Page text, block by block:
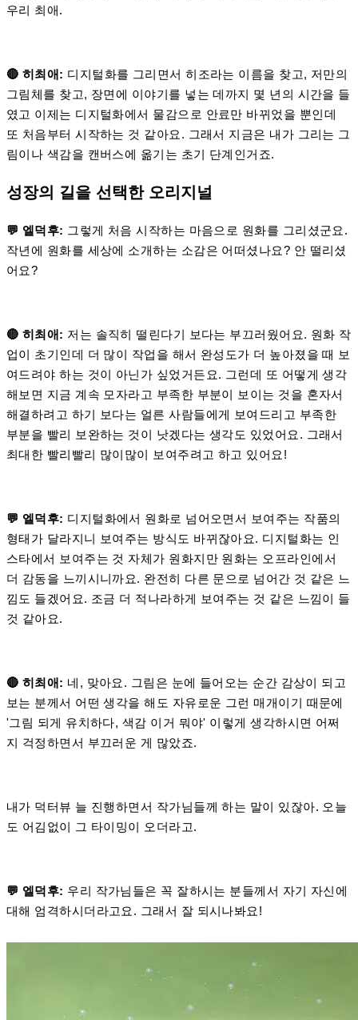
우리 최애.
🔴 히최애: 디지털화를 그리면서 히조라는 이름을 찾고, 저만의
그림체를 찾고, 장면에 이야기를 넣는 데까지 몇 년의 시간을 들
였고 이제는 디지털화에서 물감으로 안료만 바뀌었을 뿐인데
또 처음부터 시작하는 것 같아요. 그래서 지금은 내가 그리는 그
림이나 색감을 캔버스에 옮기는 초기 단계인거죠.
성장의 길을 선택한 오리지널
💬 엘덕후: 그렇게 처음 시작하는 마음으로 원화를 그리셨군요.
작년에 원화를 세상에 소개하는 소감은 어떠셨나요? 안 떨리셨
어요?
🔴 히최애: 저는 솔직히 떨린다기 보다는 부끄러웠어요. 원화 작
업이 초기인데 더 많이 작업을 해서 완성도가 더 높아졌을 때 보
여드려야 하는 것이 아닌가 싶었거든요. 그런데 또 어떻게 생각
해보면 지금 계속 모자라고 부족한 부분이 보이는 것을 혼자서
해결하려고 하기 보다는 얼른 사람들에게 보여드리고 부족한
부분을 빨리 보완하는 것이 낫겠다는 생각도 있었어요. 그래서
최대한 빨리빨리 많이많이 보여주려고 하고 있어요!
💬 엘덕후: 디지털화에서 원화로 넘어오면서 보여주는 작품의
형태가 달라지니 보여주는 방식도 바뀌잖아요. 디지털화는 인
스타에서 보여주는 것 자체가 원화지만 원화는 오프라인에서
더 감동을 느끼시니까요. 완전히 다른 문으로 넘어간 것 같은 느
낌도 들겠어요. 조금 더 적나라하게 보여주는 것 같은 느낌이 들
것 같아요.
🔴 히최애: 네, 맞아요. 그림은 눈에 들어오는 순간 감상이 되고
보는 분께서 어떤 생각을 해도 자유로운 그런 매개이기 때문에
'그림 되게 유치하다, 색감 이거 뭐야' 이렇게 생각하시면 어쩌
지 걱정하면서 부끄러운 게 많았죠.
내가 덕터뷰 늘 진행하면서 작가님들께 하는 말이 있잖아. 오늘
도 어김없이 그 타이밍이 오더라고.
💬 엘덕후: 우리 작가님들은 꼭 잘하시는 분들께서 자기 자신에
대해 엄격하시더라고요. 그래서 잘 되시나봐요!